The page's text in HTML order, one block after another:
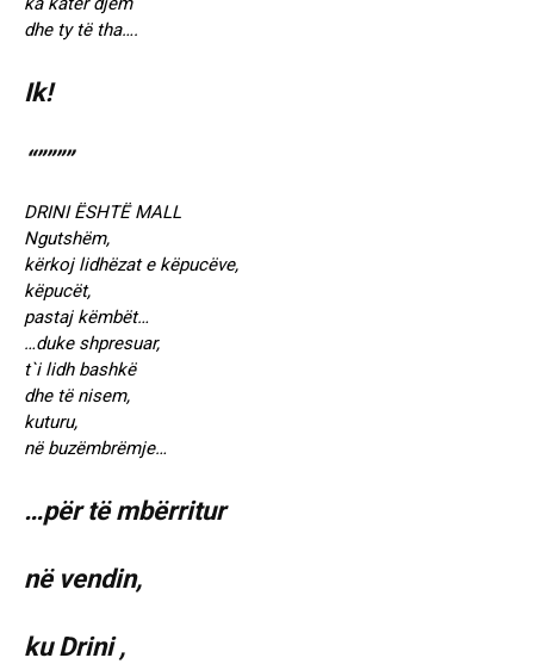
dhe ty të tha….
Ik!
“””””
DRINI ЁSHTЁ MALL
Ngutshëm,
kërkoj lidhëzat e këpucëve,
këpucët,
pastaj këmbët…
…duke shpresuar,
t`i lidh bashkë
dhe të nisem,
kuturu,
në buzëmbrëmje…
…për të mbërritur
në vendin,
ku Drini ,